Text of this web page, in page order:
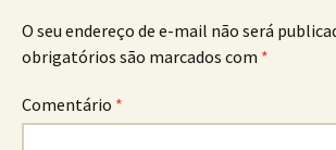
O seu endereço de e-mail não será
obrigatórios são marcados com *
Comentário *